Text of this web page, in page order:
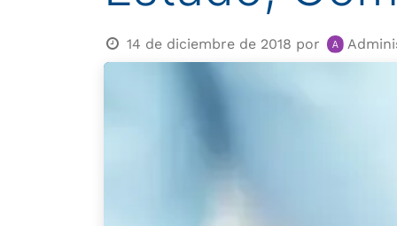
14 de diciembre de 2018 por